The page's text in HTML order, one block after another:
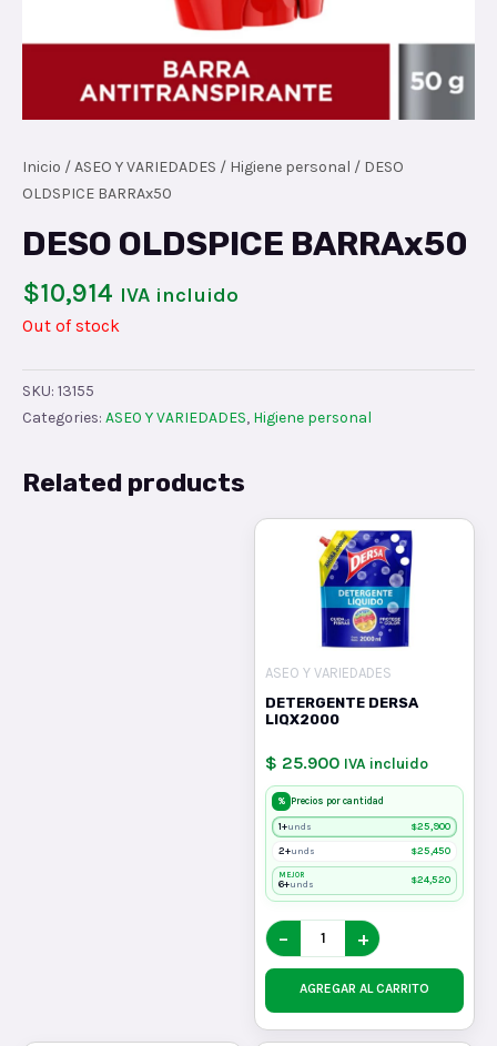
Inicio /ASEO Y VARIEDADES / Higiene personal / DESO
OLDSPICE BARRAx50
DESO OLDSPICE BARRAx50
$10,914 IVA incluido
Out of stock
SKU: 13155
Categories: ASEO Y VARIEDADES, Higiene personal
Related products
ASEO Y VARIEDADES
DETERGENTE DERSA
LIQX2000
$ 25.900 IVA incluido
% Precios por cantidad
1+unds $25,900
2+unds $25,450
MEJOR
6+unds $24,520
− +
AGREGAR AL CARRITO